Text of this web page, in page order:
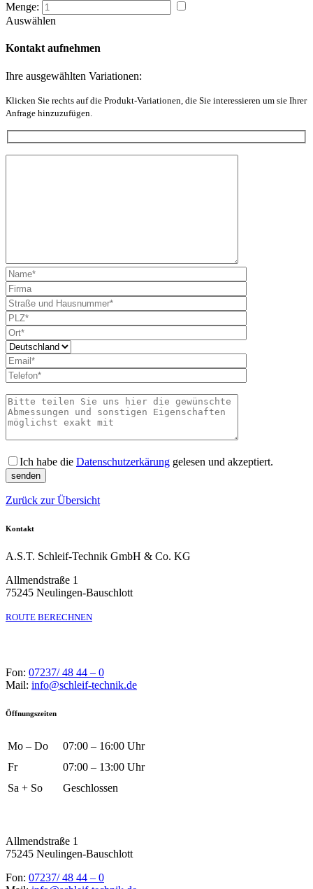
Menge:
Auswählen
Kontakt aufnehmen
Ihre ausgewählten Variationen:
Klicken Sie rechts auf die Produkt-Variationen, die Sie interessieren um sie Ihrer
Anfrage hinzuzufügen.
Ich habe die Datenschutzerkärung gelesen und akzeptiert.
Zurück zur Übersicht
Kontakt
A.S.T. Schleif-Technik GmbH & Co. KG
Allmendstraße 1
75245 Neulingen-Bauschlott
ROUTE BERECHNEN
Fon: 07237/ 48 44 – 0
Mail: info@schleif-technik.de
Öffnungszeiten
Mo – Do
07:00 – 16:00 Uhr
Fr
07:00 – 13:00 Uhr
Sa + So
Geschlossen
Allmendstraße 1
75245 Neulingen-Bauschlott
Fon: 07237/ 48 44 – 0